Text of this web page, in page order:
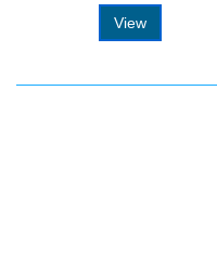
View